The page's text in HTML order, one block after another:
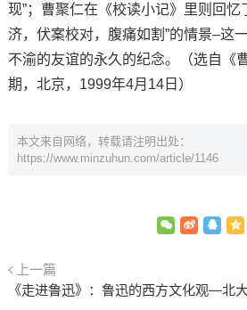
现”；曹聚仁在《校读小记》里则回忆
济，伏案校对，腹痛如割”的情景–这
不渝的友谊的永久的纪念。（选自《
期，北京，1999年4月14日）
本文来自网络，转载请注明出处：
https://www.minzuhun.com/article/1146
上一篇
《走进鲁迅》：鲁迅的西方文化观—北